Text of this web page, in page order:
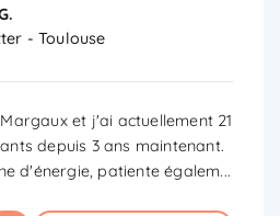
- Toulouse
et j'ai actuellement 21
depuis 3 ans maintenant.
d'énergie, patiente égalem...